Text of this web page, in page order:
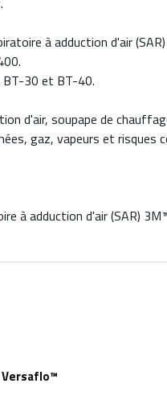
à adduction d'air
BT-30 et BT-40.
d'air, soupape de
gaz, vapeurs et risques
à adduction d'air (SAR)
Versaflo™